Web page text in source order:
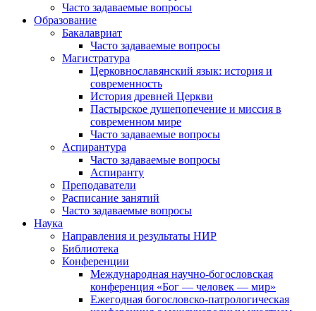
Часто задаваемые вопросы
Образование
Бакалавриат
Часто задаваемые вопросы
Магистратура
Церковнославянский язык: история и
современность
История древней Церкви
Пастырское душепопечение и миссия в
современном мире
Часто задаваемые вопросы
Аспирантура
Часто задаваемые вопросы
Аспиранту
Преподаватели
Расписание занятий
Часто задаваемые вопросы
Наука
Направления и результаты НИР
Библиотека
Конференции
Международная научно-богословская
конференция «Бог — человек — мир»
Ежегодная богословско-патрологическая